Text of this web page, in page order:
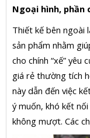
Ngoại hình, phần
Thiết kế bên ngoài
sản phẩm nhằm
cho chính “xế” yêu
giá rẻ thường tích
này dẫn đến việc
ý muốn, khó kết
không mượt. Các